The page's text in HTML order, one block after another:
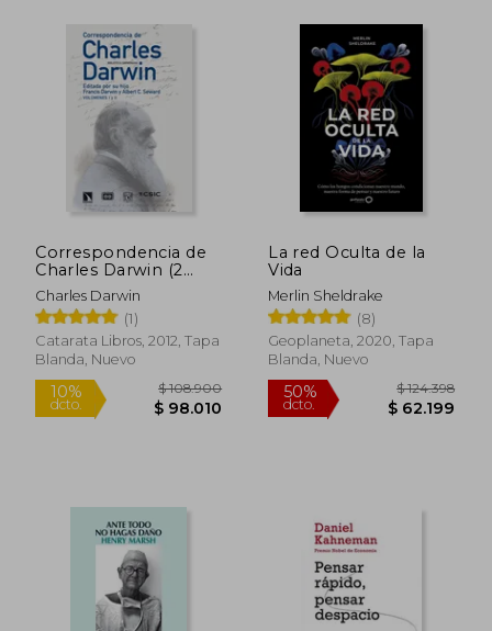
50%
dcto.
$ 116.449
dcto.
Correspondencia de
Charles Darwin (2
Vols). Editada por su
Hijo Francis Darwin y
Albert c. Seward
Charles Darwin
(1)
Catarata Libros, 2012, Tapa
Blanda, Nuevo
La red Oculta de la
Vida
Merlin Sheldrake
(8)
Geoplaneta, 2020, Tapa
Blanda, Nuevo